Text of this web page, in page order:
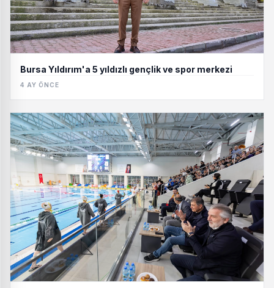
Bursa Yıldırım'a 5 yıldızlı gençlik ve spor merkezi
4 AY ÖNCE